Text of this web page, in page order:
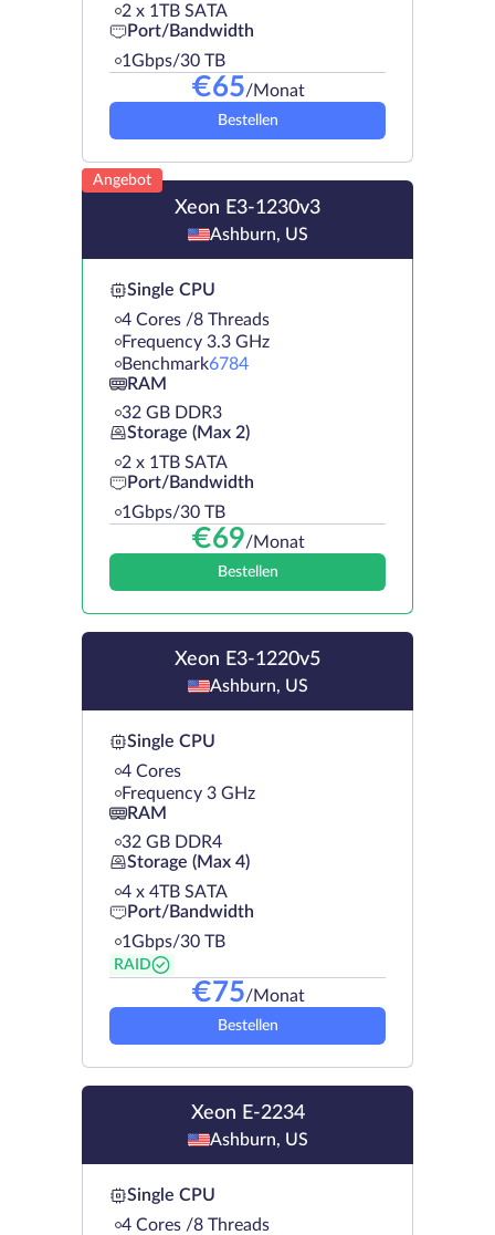
2 х 1TB SATA
Port/Bandwidth
1Gbps/30 TB
€65/Monat
Bestellen
Angebot
Xeon E3-1230v3
Ashburn, US
Single CPU
4 Cores /8 Threads
Frequency 3.3 GHz
Benchmark6784
RAM
32 GB DDR3
Storage (Max 2)
2 х 1TB SATA
Port/Bandwidth
1Gbps/30 TB
€69/Monat
Bestellen
Xeon E3-1220v5
Ashburn, US
Single CPU
4 Cores
Frequency 3 GHz
RAM
32 GB DDR4
Storage (Max 4)
4 х 4TB SATA
Port/Bandwidth
1Gbps/30 TB
RAID
€75/Monat
Bestellen
Xeon E-2234
Ashburn, US
Single CPU
4 Cores /8 Threads